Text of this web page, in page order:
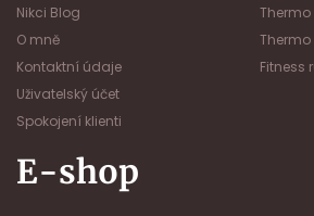
Nikci Blog
O mně
Kontaktní údaje
Uživatelský účet
Spokojení klienti
Fitness
E-shop